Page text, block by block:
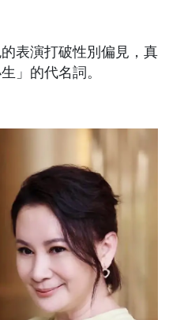
表演打破性別偏見，真
」的代名詞。